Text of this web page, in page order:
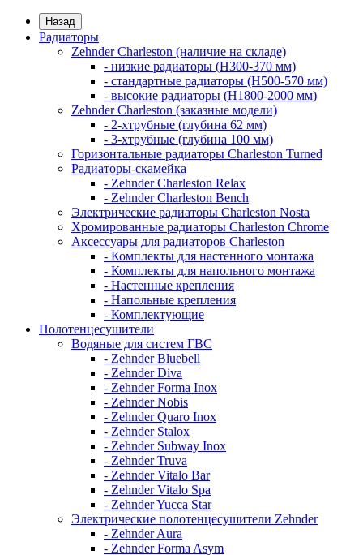
Назад
Радиаторы
Zehnder Charleston (наличие на складе)
- низкие радиаторы (H300-370 мм)
- стандартные радиаторы (H500-570 мм)
- высокие радиаторы (H1800-2000 мм)
Zehnder Charleston (заказные модели)
- 2-хтрубные (глубина 62 мм)
- 3-хтрубные (глубина 100 мм)
Горизонтальные радиаторы Charleston Turned
Радиаторы-скамейка
- Zehnder Charleston Relax
- Zehnder Charleston Bench
Электрические радиаторы Charleston Nosta
Хромированные радиаторы Charleston Chrome
Аксессуары для радиаторов Charleston
- Комплекты для настенного монтажа
- Комплекты для напольного монтажа
- Настенные крепления
- Напольные крепления
- Комплектующие
Полотенцесушители
Водяные для систем ГВС
- Zehnder Bluebell
- Zehnder Diva
- Zehnder Forma Inox
- Zehnder Nobis
- Zehnder Quaro Inox
- Zehnder Stalox
- Zehnder Subway Inox
- Zehnder Truva
- Zehnder Vitalo Bar
- Zehnder Vitalo Spa
- Zehnder Yucca Star
Электрические полотенцесушители Zehnder
- Zehnder Aura
- Zehnder Forma Asym